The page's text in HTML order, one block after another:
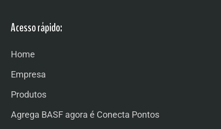
Acesso rápido:
Home
Empresa
Produtos
Agrega BASF agora é Conecta Pontos